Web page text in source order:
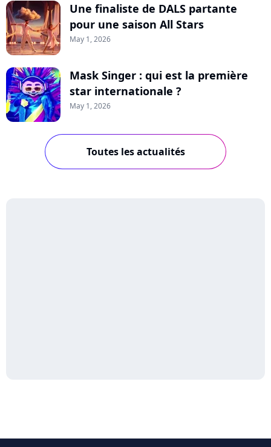
Une finaliste de DALS partante
pour une saison All Stars
May 1, 2026
Mask Singer : qui est la première
star internationale ?
May 1, 2026
Toutes les actualités